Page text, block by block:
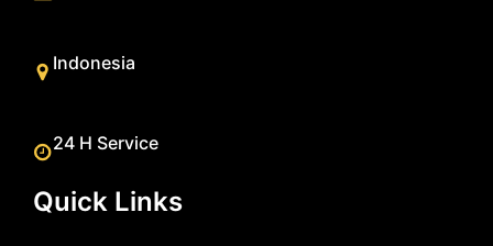
Indonesia
24 H Service
Quick Links